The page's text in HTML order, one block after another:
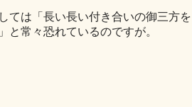
ては「長い長い付き合いの御三方を
と常々恐れているのですが。